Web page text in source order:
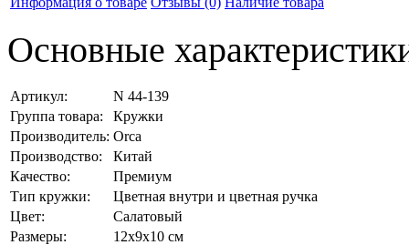
Основные
Артикул:
N 44-139
Группа товара:
Кружки
Производитель: Orca
Производство:
Китай
Качество:
Премиум
Тип кружки:
Цветная внутри и цветная ручка
Цвет:
Салатовый
Размеры:
12x9x10 см